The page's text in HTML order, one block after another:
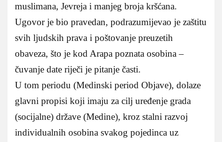
muslimana, Jevreja i manjeg broja kršćana.
Ugovor je bio pravedan, podrazumijevao je zaštitu
svih ljudskih prava i poštovanje preuzetih
obaveza, što je kod Arapa poznata osobina –
čuvanje date riječi je pitanje časti.
U tom periodu (Medinski period Objave), dolaze
glavni propisi koji imaju za cilj uređenje grada
(socijalne) države (Medine), kroz stalni razvoj
individualnih osobina svakog pojedinca uz